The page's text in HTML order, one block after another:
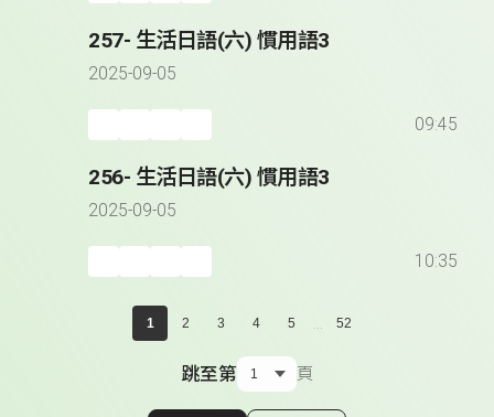
257- 生活日語(六) 慣用語3
2025-09-05
09:45
256- 生活日語(六) 慣用語3
2025-09-05
10:35
1 2 3 4 5 ... 52
跳至第 頁